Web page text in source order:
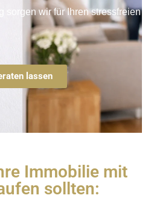
sorgen wir für Ihren stressfreien
lassen
Immobilie mit
sollten: